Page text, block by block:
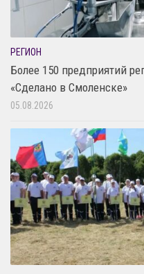
РЕГИОН
Более 150 предприятий
«Сделано в Смоленске»
05.08.2026